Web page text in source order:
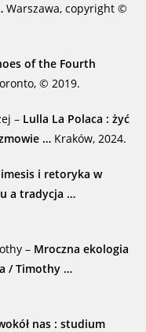
Warszawa, copyright ©
of the Fourth
© 2019.
– Lulla La Polaca : żyć
… Kraków, 2024.
i retoryka w
a tradycja …
– Mroczna ekologia
/ Timothy …
nas : studium